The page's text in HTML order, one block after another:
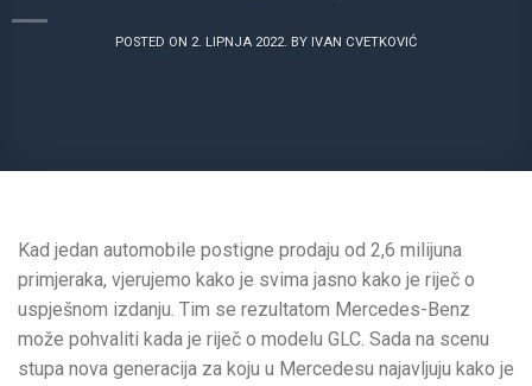
POSTED ON 2. LIPNJA 2022. BY IVAN CVETKOVIĆ
Kad jedan automobile postigne prodaju od 2,6 milijuna
primjeraka, vjerujemo kako je svima jasno kako je riječ o
uspješnom izdanju. Tim se rezultatom Mercedes-Benz
može pohvaliti kada je riječ o modelu GLC. Sada na scenu
stupa nova generacija za koju u Mercedesu najavljuju kako je